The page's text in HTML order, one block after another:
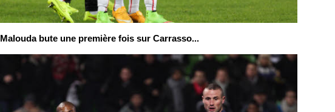
Malouda bute une première fois sur Carrasso...